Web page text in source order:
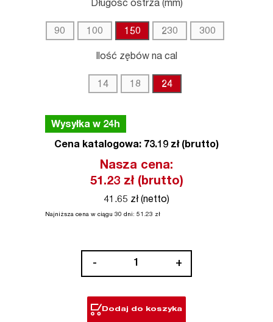
Długość ostrza (mm)
90 100 150 230 300
Ilość zębów na cal
14 18 24
Wysyłka w 24h
Cena katalogowa: 73.19 zł (brutto)
Nasza cena:
51.23zł (brutto)
41.65 zł (netto)
Najniższa cena w ciągu 30 dni: 51.23 zł
-
THIN
KERF
+
Dodaj do koszyka